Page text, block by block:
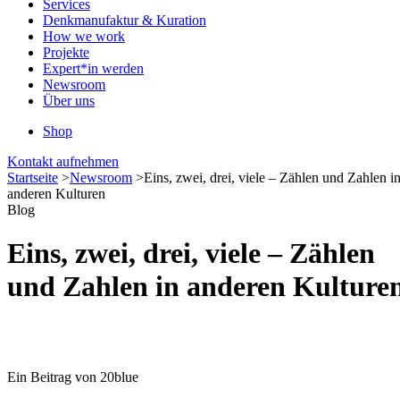
Services
Denkmanufaktur & Kuration
How we work
Projekte
Expert*in werden
Newsroom
Über uns
Shop
Menü
schließen
Kontakt aufnehmen
Startseite >Newsroom >Eins, zwei, drei, viele – Zählen und Zahlen in
anderen Kulturen
Blog
Eins, zwei, drei, viele – Zählen
und Zahlen in anderen
Ein Beitrag von 20blue